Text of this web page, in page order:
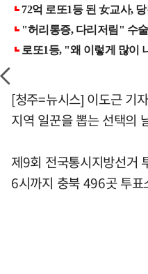
[청주=뉴시스] 이도근 기
지역 일꾼을 뽑는 선택의
제9회 전국통시지방선거
6시까지 충북 496곳 투표